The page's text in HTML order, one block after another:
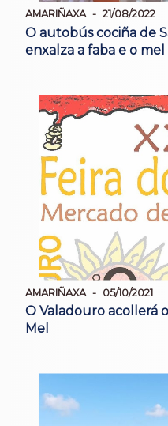
AMARIÑAXA 21/08/2022
O autobús cociña de
enxalza a faba e o
AMARIÑAXA 05/10/2021
O Valadouro acollerá
Mel